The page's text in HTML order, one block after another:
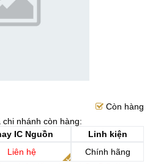
Còn hàng
nhánh còn hàng:
IC Nguồn
Linh kiện
Liên hệ Chính hãng